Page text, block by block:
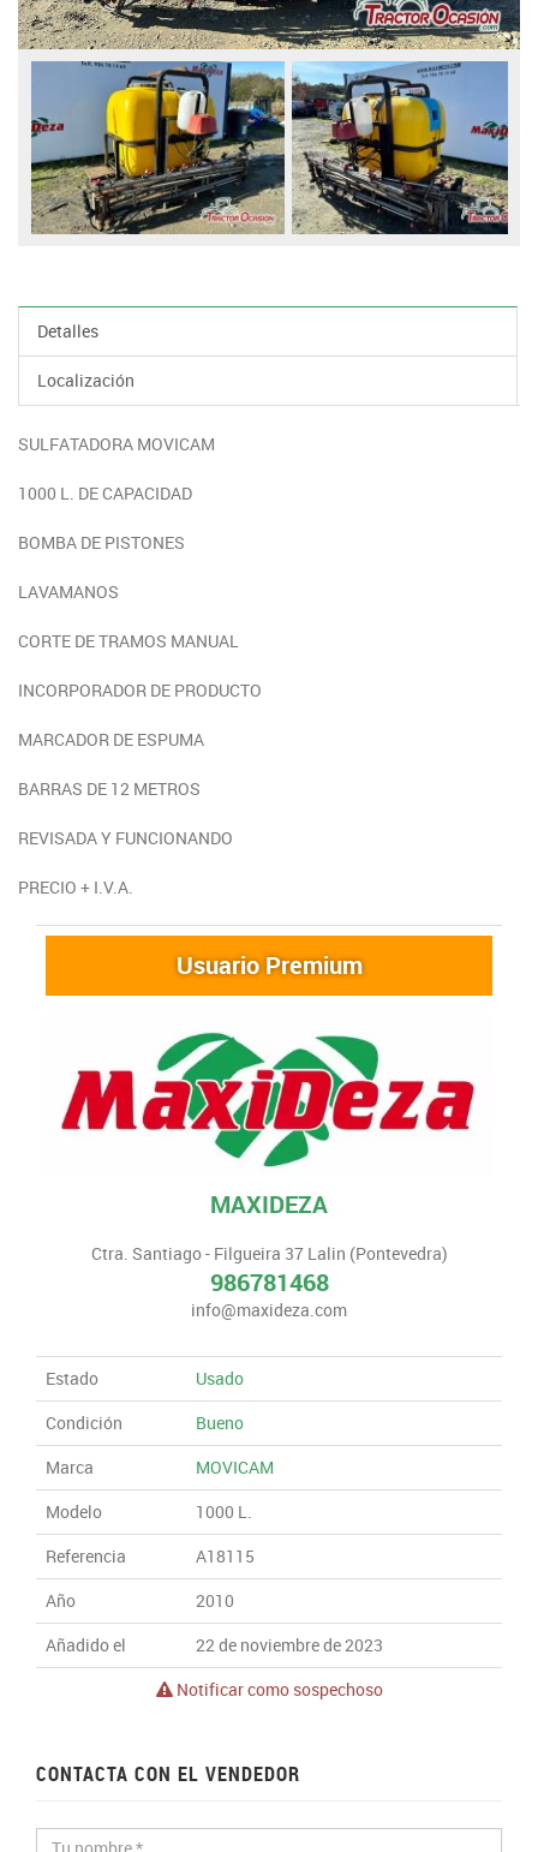
Detalles
Localización
SULFATADORA MOVICAM
1000 L. DE CAPACIDAD
BOMBA DE PISTONES
LAVAMANOS
CORTE DE TRAMOS MANUAL
INCORPORADOR DE PRODUCTO
MARCADOR DE ESPUMA
BARRAS DE 12 METROS
REVISADA Y FUNCIONANDO
PRECIO + I.V.A.
Usuario Premium
MAXIDEZA
Ctra. Santiago - Filgueira 37 Lalin (Pontevedra)
986781468
info@maxideza.com
Estado
Usado
Condición
Bueno
Marca
MOVICAM
Modelo
1000 L.
Referencia
A18115
Año
2010
Añadido el
22 de noviembre de 2023
Notificar como sospechoso
CONTACTA CON EL VENDEDOR